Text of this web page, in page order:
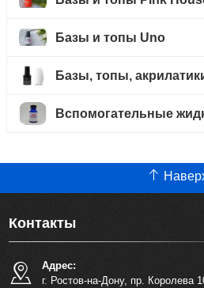
Базы и топы Uno
Базы, топы,
Вспомогательные
Контакты
Адрес:
г. Ростов-на-Дону, пр. Королева